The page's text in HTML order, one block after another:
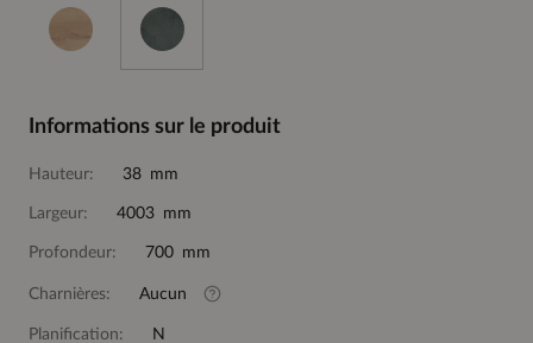
Informations sur le produit
Hauteur: 38 mm
Largeur: 4003 mm
Profondeur: 700 mm
Charnières: Aucun
Planification: N